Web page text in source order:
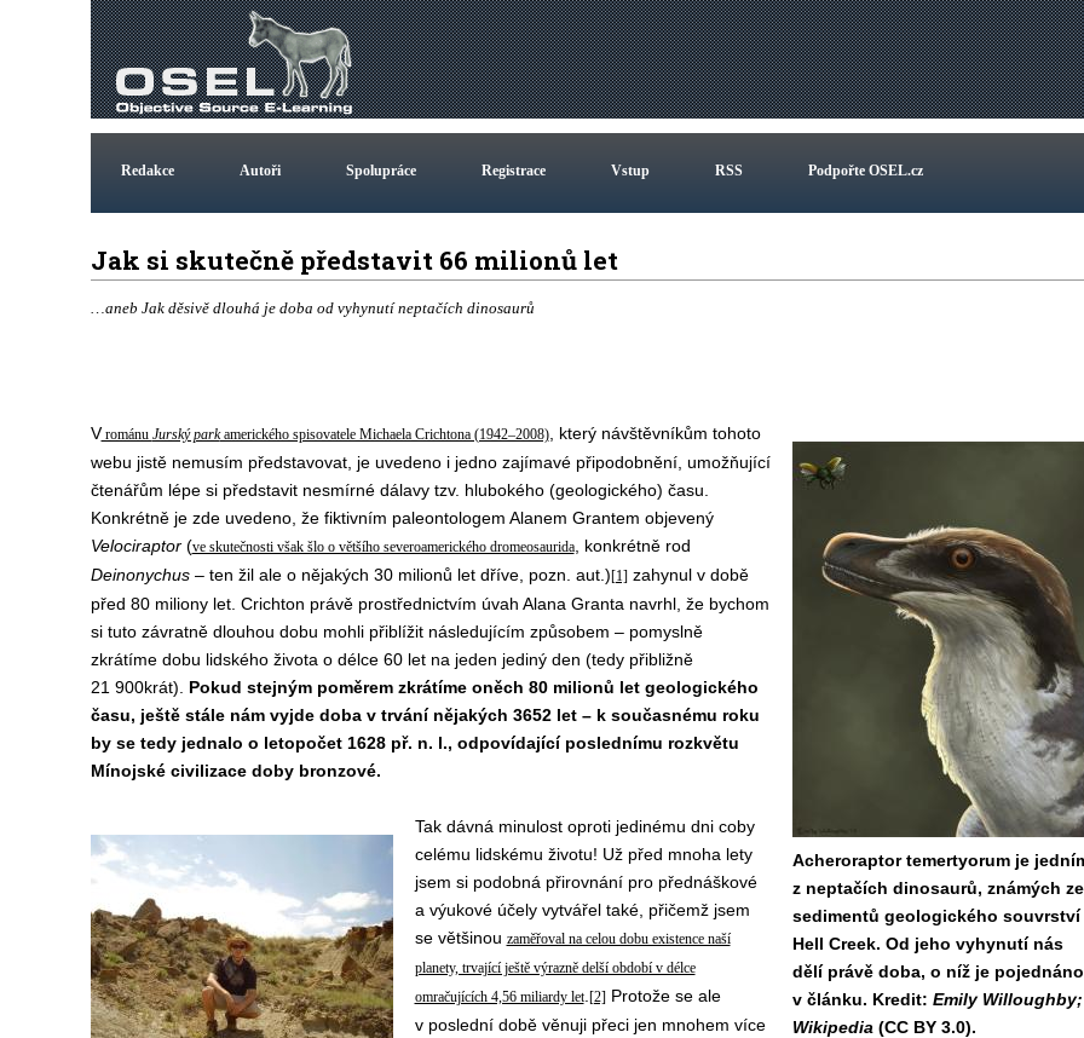
Redakce Autoři Spolupráce Registrace Vstup RSS Podpořte OSEL.cz
Jak si skutečně představit 66 milionů let
…aneb Jak děsivě dlouhá je doba od vyhynutí neptačích dinosaurů
Acheroraptor temertyorum je
z neptačích dinosaurů, známých ze
sedimentů geologického souvrství
Hell Creek. Od jeho vyhynutí nás
dělí právě doba, o níž je pojednáno
v článku. Kredit: Emily Willoughby;
Wikipedia (CC BY 3.0).
Vrománu Jurský parkamerického spisovatele Michaela Crichtona (1942–2008), který návštěvníkům tohoto
webu jistě nemusím představovat, je uvedeno i jedno zajímavé připodobnění, umožňující
čtenářům lépe si představit nesmírné dálavy tzv. hlubokého (geologického) času.
Konkrétně je zde uvedeno, že fiktivním paleontologem Alanem Grantem objevený
Velociraptor(ve skutečnosti však šlo o většího severoamerického dromeosaurida, konkrétně rod
Deinonychus– ten žil ale o nějakých 30 milionů let dříve, pozn. aut.)[1]zahynul v době
před 80 miliony let. Crichton právě prostřednictvím úvah Alana Granta navrhl, že bychom
si tuto závratně dlouhou dobu mohli přiblížit následujícím způsobem – pomyslně
zkrátíme dobu lidského života o délce 60 let na jeden jediný den (tedy přibližně
21 900krát). Pokud stejným poměrem zkrátíme oněch 80 milionů let geologického
času, ještě stále nám vyjde doba v trvání nějakých 3652 let – k současnému roku
by se tedy jednalo o letopočet 1628 př. n. l., odpovídající poslednímu rozkvětu
Mínojské civilizace doby bronzové.
Tak dávná minulost oproti jedinému dni coby
celému lidskému životu! Už před mnoha lety
jsem si podobná přirovnání pro přednáškové
a výukové účely vytvářel také, přičemž jsem
se většinou zaměřoval na celou dobu existence naší
planety, trvající ještě výrazně delší období v délce
omračujících 4,56 miliardy let. [2]Protože se ale
v poslední době věnuji přeci jen mnohem více